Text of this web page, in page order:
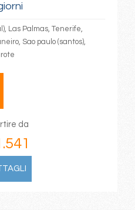
Las Palmas, Tenerife,
Sao paulo (santos),
da